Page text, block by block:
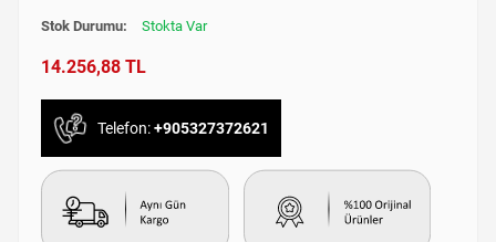
Stok Durumu: Stokta Var
14.256,88 TL
Telefon:+905327372621